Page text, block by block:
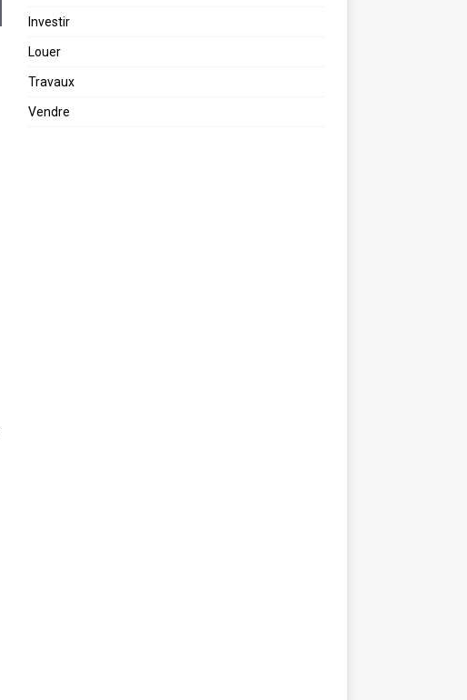
Investir
Louer
Travaux
Vendre